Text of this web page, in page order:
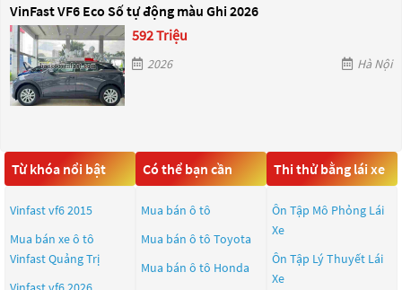
VinFast VF6 Eco Số tự động màu Ghi 2026
592 Triệu
2026 Hà Nội
Từ khóa nổi bật
Vinfast vf6 2015
Mua bán xe ô tô
Vinfast Quảng Trị
Có thể bạn cần
Mua bán ô tô
Mua bán ô tô Toyota
Mua bán ô tô Honda
Thi thử bằng lái xe
Ôn Tập Mô Phỏng Lái
Xe
Ôn Tập Lý Thuyết Lái
Xe